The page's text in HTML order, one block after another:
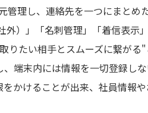
理し、連絡先を一つにまとめ
）」「名刺管理」「着信表示
りたい相手とスムーズに繋がる
端末内には情報を一切登録し
かけることが出来、社員情報